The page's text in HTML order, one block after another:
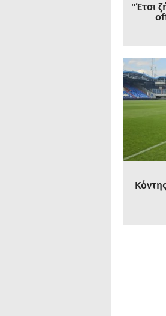
"Έτσι